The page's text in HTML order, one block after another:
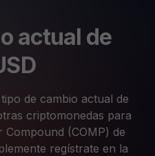
actual de
de cambio actual de
criptomonedas para
Compound (COMP) de
regístrate en la